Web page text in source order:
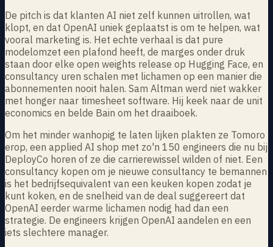
De pitch is dat klanten AI niet zelf kunnen uitrollen, wat
klopt, en dat OpenAI uniek geplaatst is om te helpen, wat
vooral marketing is. Het echte verhaal is dat pure
modelomzet een plafond heeft, de marges onder druk
staan door elke open weights release op Hugging Face, en
consultancy uren schalen met lichamen op een manier die
abonnementen nooit halen. Sam Altman werd niet wakker
met honger naar timesheet software. Hij keek naar de unit
economics en belde Bain om het draaiboek.
Om het minder wanhopig te laten lijken plakten ze Tomoro
erop, een applied AI shop met zo'n 150 engineers die nu bij
DeployCo horen of ze die carrierewissel wilden of niet. Een
consultancy kopen om je nieuwe consultancy te bemannen
is het bedrijfsequivalent van een keuken kopen zodat je
kunt koken, en de snelheid van de deal suggereert dat
OpenAI eerder warme lichamen nodig had dan een
strategie. De engineers krijgen OpenAI aandelen en een
iets slechtere manager.